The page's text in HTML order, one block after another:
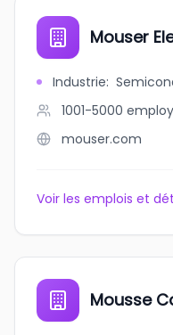
Mouser
Industrie:
1001-5000
mouser.com
Voir les emplois et
Mousse